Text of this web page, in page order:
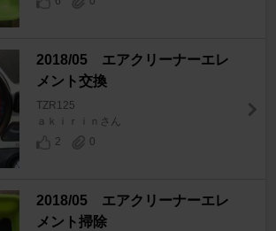
2018/05 エアクリーナーエレ
メント交換
TZR125
ａｋｉｒｉｎさん
2
0
2018/05 エアクリーナーエレ
メント掃除